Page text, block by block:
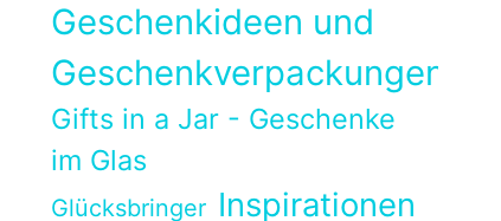
Geschenkideen und
Geschenkverpackungen
Gifts in a Jar - Geschenke
im Glas
Glücksbringer Inspirationen